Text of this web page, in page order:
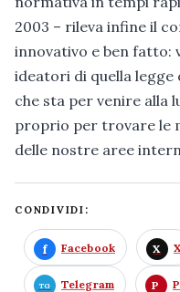
2003 – rileva infine il
innovativo e ben fatto:
ideatori di quella legge
che sta per venire alla
proprio per trovare le
delle nostre aree
CONDIVIDI:
Facebook X
Telegram